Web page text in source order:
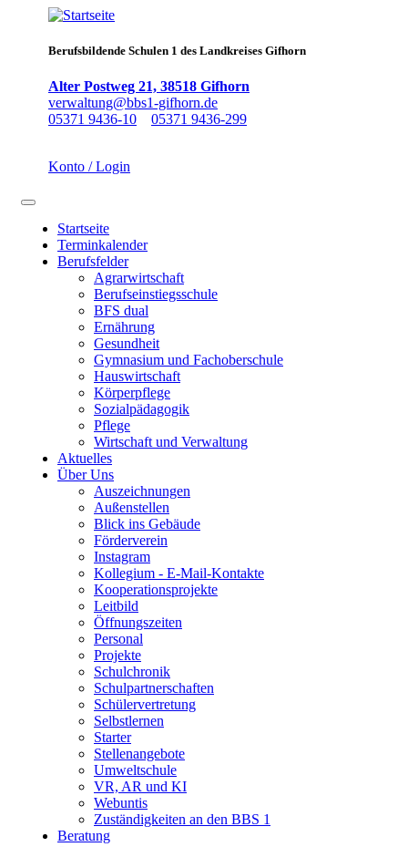
Berufsbildende Schulen 1 des Landkreises Gifhorn
Alter Postweg 21, 38518 Gifhorn
verwaltung@bbs1-gifhorn.de
05371 9436-10
05371 9436-299
Konto / Login
Navigation aktivieren/deaktivieren
Main
navigation
Startseite
Terminkalender
Berufsfelder
Agrarwirtschaft
Berufseinstiegsschule
BFS dual
Ernährung
Gesundheit
Gymnasium und Fachoberschule
Hauswirtschaft
Körperpflege
Sozialpädagogik
Pflege
Wirtschaft und Verwaltung
Aktuelles
Über Uns
Auszeichnungen
Außenstellen
Blick ins Gebäude
Förderverein
Instagram
Kollegium - E-Mail-Kontakte
Kooperationsprojekte
Leitbild
Öffnungszeiten
Personal
Projekte
Schulchronik
Schulpartnerschaften
Schülervertretung
Selbstlernen
Starter
Stellenangebote
Umweltschule
VR, AR und KI
Webuntis
Zuständigkeiten an den BBS 1
Beratung